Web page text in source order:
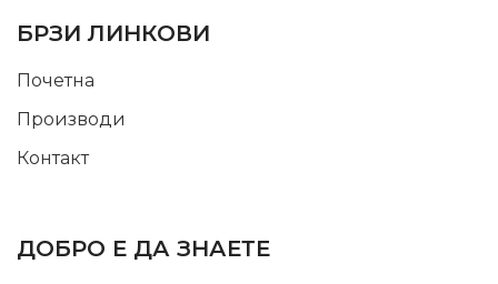
БРЗИ ЛИНКОВИ
Почетна
Производи
Контакт
ДОБРО Е ДА ЗНАЕТЕ